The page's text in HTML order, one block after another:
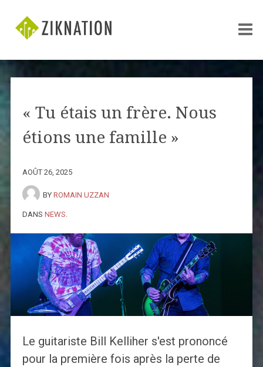
« Tu étais un frère. Nous
étions une famille »
AOÛT 26, 2025
BY ROMAIN UZZAN
DANS NEWS
Le guitariste Bill Kelliher s'est prononcé
pour la première fois après la perte de